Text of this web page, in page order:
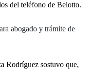
del teléfono de Belotto.
abogado y trámite de
Rodríguez sostuvo que,